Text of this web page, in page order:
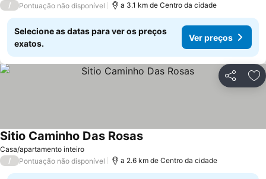
/ Pontuação não disponível a 3.1 km de Centro da cidade
Selecione as datas para ver os preços
exatos.
Ver preços
Partilhar
Casa/apartamento inteiro
Sitio Caminho Das Rosas
/ Pontuação não disponível a 2.6 km de Centro da cidade